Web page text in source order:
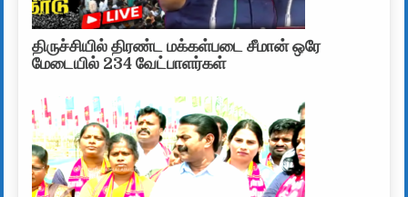
திருச்சியில் திரண்ட மக்கள்படை சீமான் ஒரே
மேடையில் 234 வேட்பாளர்கள்